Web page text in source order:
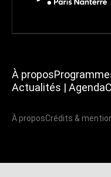
À propos
Actualités | Agenda
À proposCrédits &